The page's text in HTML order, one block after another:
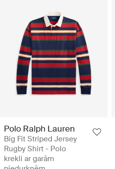
Polo Ralph Lauren
Big Fit Striped Jersey
Rugby Shirt - Polo
krekli ar garām